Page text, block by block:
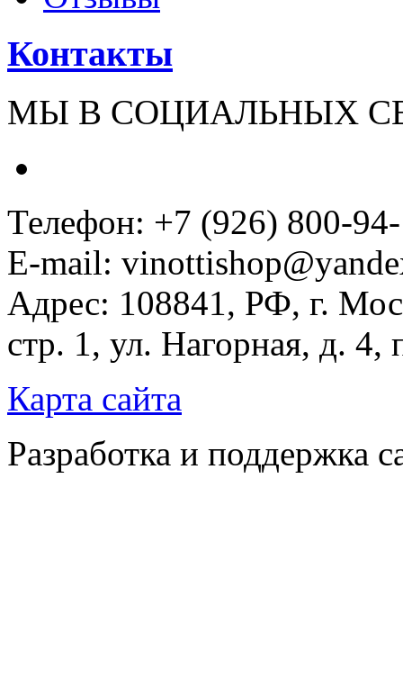
Контакты
МЫ В СОЦИАЛЬНЫХ
Телефон: +7 (926) 800-
E-mail:
Адрес: 108841, РФ, г.
стр. 1, ул. Нагорная, д.
Карта сайта
Разработка и поддержка